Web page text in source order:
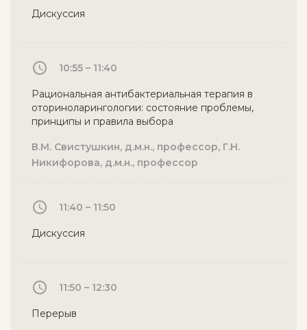
Дискуссия
10:55 – 11:40
Рациональная антибактериальная терапия в
оториноларингологии: состояние проблемы,
принципы и правила выбора
В.М. Свистушкин, д.м.н., профессор, Г.Н.
Никифорова, д.м.н., профессор
11:40 – 11:50
Дискуссия
11:50 – 12:30
Перерыв